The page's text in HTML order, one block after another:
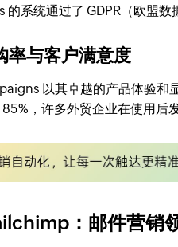
的系统通过了 GDPR（欧盟数
率与客户满意度
以其卓越的产品体验和
，许多外贸企业在使用后
：邮件营销